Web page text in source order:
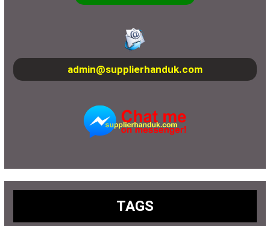
admin@supplierhanduk.com
TAGS